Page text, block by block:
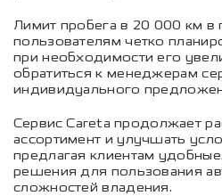
Лимит пробега в 20 000 км в
пользователям четко
при необходимости его
обратиться к менеджерам
индивидуального
Сервис Careta продолжает
ассортимент и улучшать
предлагая клиентам
решения для пользования
сложностей владения.